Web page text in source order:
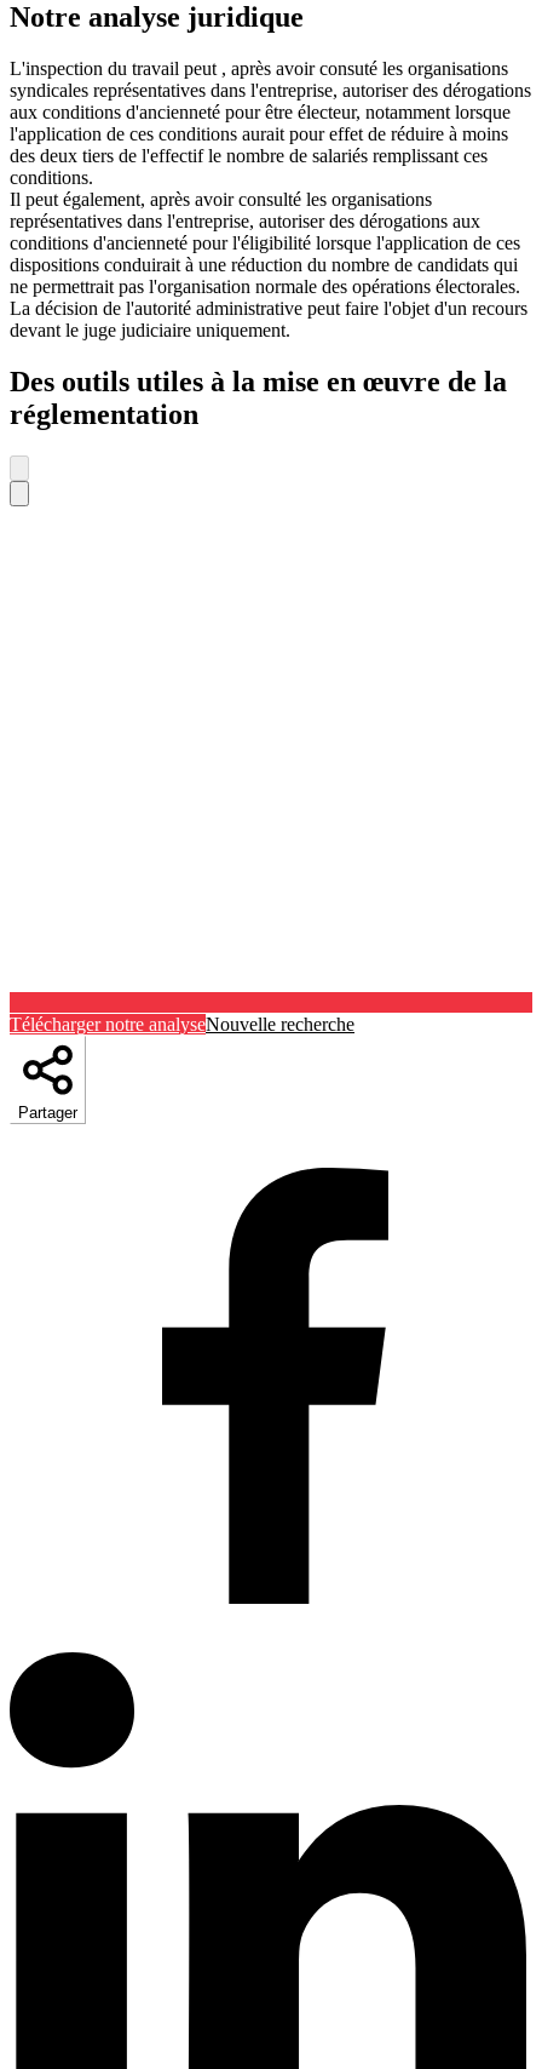
Notre analyse juridique
L'inspection du travail peut , après avoir consuté les organisations
syndicales représentatives dans l'entreprise, autoriser des dérogations
aux conditions d'ancienneté pour être électeur, notamment lorsque
l'application de ces conditions aurait pour effet de réduire à moins
des deux tiers de l'effectif le nombre de salariés remplissant ces
conditions.
Il peut également, après avoir consulté les organisations
représentatives dans l'entreprise, autoriser des dérogations aux
conditions d'ancienneté pour l'éligibilité lorsque l'application de ces
dispositions conduirait à une réduction du nombre de candidats qui
ne permettrait pas l'organisation normale des opérations électorales.
La décision de l'autorité administrative peut faire l'objet d'un recours
devant le juge judiciaire uniquement.
Des outils utiles à la mise en œuvre de la
réglementation
Télécharger notre analyseNouvelle recherche
Partager